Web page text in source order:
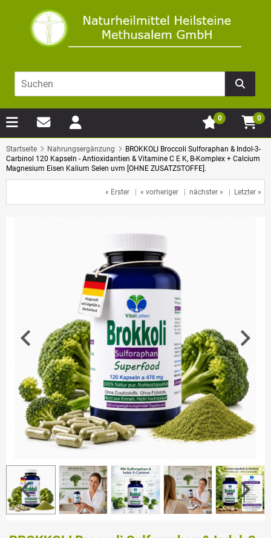
0
0
Startseite Nahrungsergänzung
BROKKOLI Broccoli Sulforaphan & Indol-3-
Carbinol 120 Kapseln - Antioxidantien & Vitamine C E K, B-Komplex + Calcium
Magnesium Eisen Kalium Selen uvm [OHNE ZUSATZSTOFFE].
« Erster | « vorheriger | nächster » | Letzter »